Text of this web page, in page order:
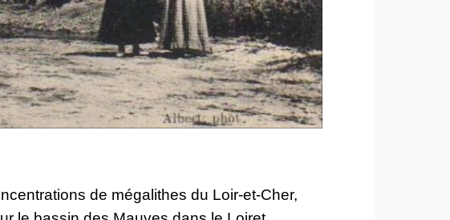
de mégalithes du Loir-et-Cher,